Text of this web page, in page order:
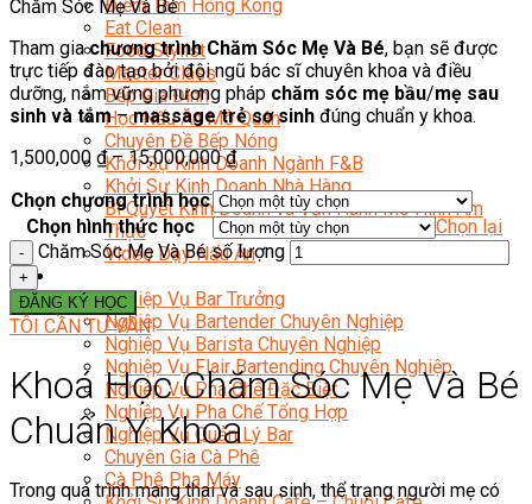
Điểm Tâm Hồng Kông
Eat Clean
Food Stylist
Master Class
Bếp Gia Đình
Học Nấu Ăn Mở Quán
Chuyên Đề Bếp Nóng
Khởi Sự Kinh Doanh Ngành F&B
Khởi Sự Kinh Doanh Nhà Hàng
Bí Quyết Kinh Doanh và Vận Hành Mô Hình Ẩm
Thực
Video Dạy Nấu Ăn
Nghiệp Vụ Bar Trưởng
Nghiệp Vụ Bartender Chuyên Nghiệp
Nghiệp Vụ Barista Chuyên Nghiệp
Nghiệp Vụ Flair Bartending Chuyên Nghiệp
Nghiệp Vụ Pha Chế Đặc Biệt
Nghiệp Vụ Pha Chế Tổng Hợp
Nghiệp Vụ Quản Lý Bar
Chuyên Gia Cà Phê
Cà Phê Pha Máy
Chăm Sóc Mẹ Và Bé
Tham giachương trình Chăm Sóc Mẹ Và Bé, bạn sẽ được
trực tiếp đào tạo bởi đội ngũ bác sĩ chuyên khoa và điều
dưỡng, nắm vững phương pháp chăm sóc mẹ bầu/mẹ sau
sinh và tắm–massage trẻ sơ sinh đúng chuẩn y khoa.
1,500,000 ₫–15,000,000₫
Chọn chương trình học
Chọn hình thức học
Chọn lại
Chăm Sóc Mẹ Và Bé số lượng
ĐĂNG KÝ HỌC
TÔI CẦN TƯ VẤN
Khoá Học Chăm Sóc Mẹ Và Bé
Chuẩn Y Khoa
Trong quá trình mang thai và sau sinh, thể trạng người mẹ có